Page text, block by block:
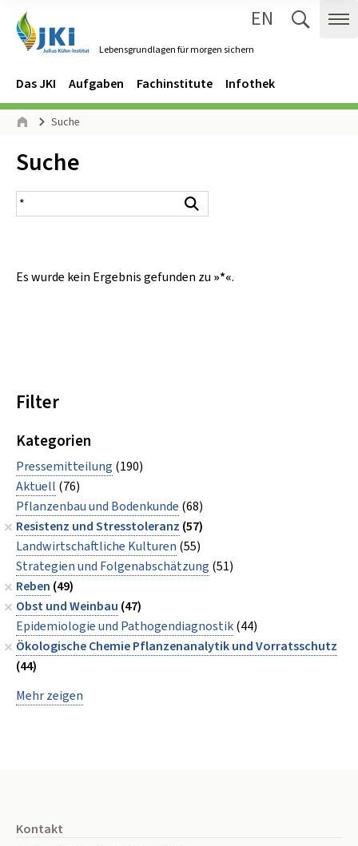
Lebensgrundlagen für morgen sichern
EN
Navigation
Hauptmenü
Das JKI Aufgaben Fachinstitute Infothek
Seitenpfad
Suche
Inhalt:
Suche
Suchergebnis
Es wurde kein Ergebnis gefunden zu »*«.
Filter
Kategorien
Pressemitteilung (190)
Aktuell (76)
Pflanzenbau und Bodenkunde (68)
Resistenz und Stresstoleranz (57)
Landwirtschaftliche Kulturen (55)
Strategien und Folgenabschätzung (51)
Reben (49)
Obst und Weinbau (47)
Epidemiologie und Pathogendiagnostik(44)
Ökologische Chemie Pflanzenanalytik und Vorratsschutz
(44)
Mehr zeigen
Kontakt